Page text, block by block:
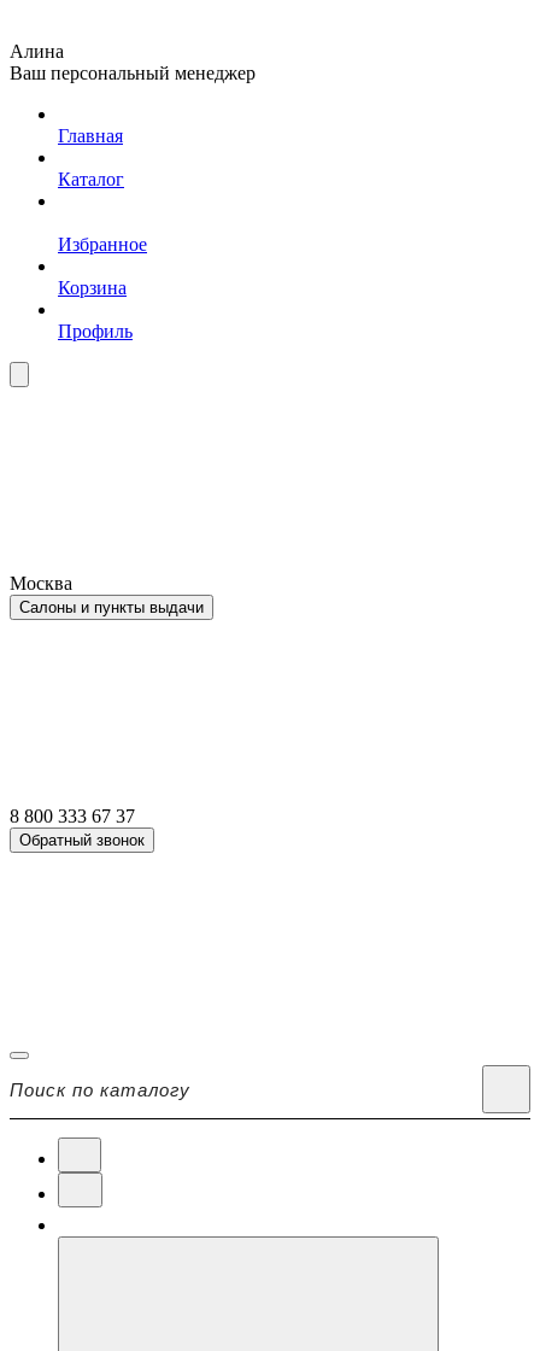
Алина
Ваш персональный менеджер
Главная
Каталог
Избранное
Корзина
Профиль
Москва
Салоны и пункты выдачи
8 800 333 67 37
Обратный звонок